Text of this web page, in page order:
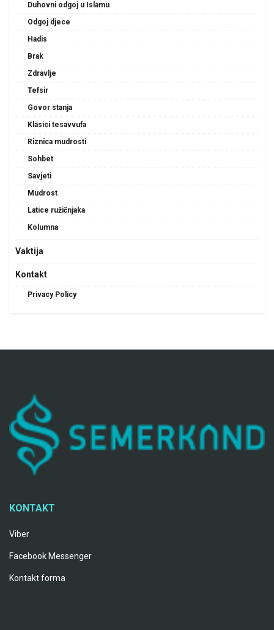
Duhovni odgoj u Islamu
Odgoj djece
Hadis
Brak
Zdravlje
Tefsir
Govor stanja
Klasici tesavvufa
Riznica mudrosti
Sohbet
Savjeti
Mudrost
Latice ružičnjaka
Kolumna
Vaktija
Kontakt
Privacy Policy
KONTAKT
Viber
Facebook Messenger
Kontakt forma